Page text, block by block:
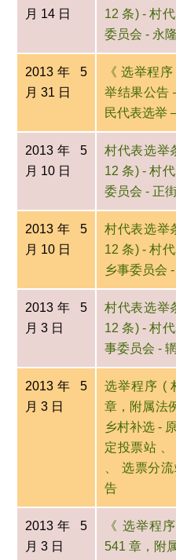
月 14 日
12 条) - 村
委员会 - 永
2013年 5
月 31 日
《 选举程
举结果公告
民代表选举
2013年 5
月 10 日
村代表选举
12 条) - 村
委员会 - 正
2013年 5
月 10 日
村代表选举
12 条) - 村
乡事委员会
2013年 5
月 3 日
村代表选举
12 条) - 村
事委员会 -
2013年 5
月 3 日
选举程序 (
章，附属法
乡村补选 -
定投票站
、 选票分
告
2013年 5
月 3 日
《 选举程
541 章，附